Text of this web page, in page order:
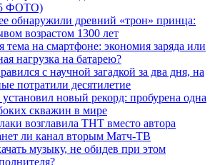
ФОТО)
обнаружили древний «трон» принца:
возрастом 1300 лет
тема на смартфоне: экономия заряда или
нагрузка на батарею?
с научной загадкой за два дня, на
потратили десятилетие
новый рекорд: пробурена одна
скважин в мире
возглавила ТНТ вместо автора
ли канал вторым Матч-ТВ
музыку, не обидев при этом